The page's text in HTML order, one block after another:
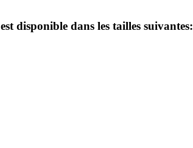
est disponible dans les tailles suivantes: